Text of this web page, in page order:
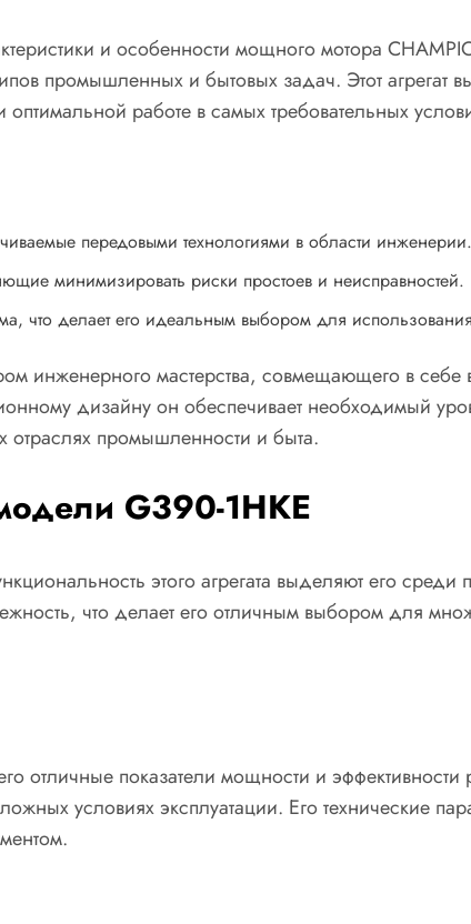
и особенности мощного мотора
промышленных и бытовых задач. Этот агрегат
работе в самых требовательных
передовыми технологиями в области инженерии.
минимизировать риски простоев и неисправностей.
что делает его идеальным выбором для
инженерного мастерства, совмещающего в себе
дизайну он обеспечивает необходимый
отраслях промышленности и быта.
G390-1HKE
этого агрегата выделяют его
что делает его отличным выбором для
отличные показатели мощности и
условиях эксплуатации. Его технические